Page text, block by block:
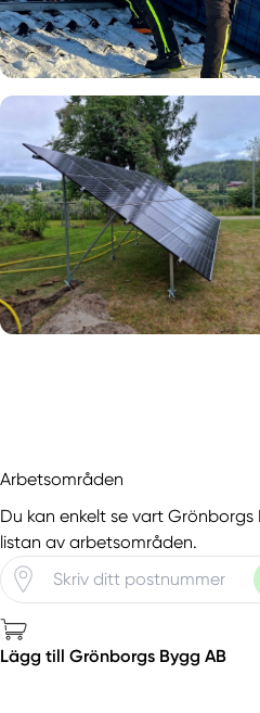
Arbetsområden
Du kan enkelt se vart
listan av arbetsområden.
Lägg till Grönborgs Bygg AB